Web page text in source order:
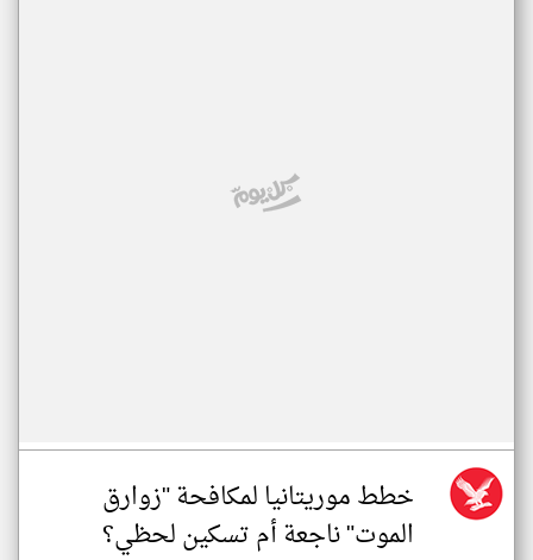
خطط موريتانيا لمكافحة "زوارق
الموت" ناجعة أم تسكين لحظي؟